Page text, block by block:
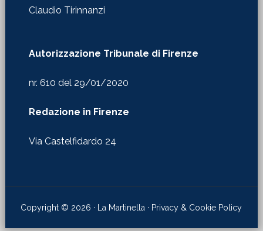
Claudio Tirinnanzi
Autorizzazione Tribunale di Firenze
nr. 610 del 29/01/2020
Redazione in Firenze
Via Castelfidardo 24
Copyright © 2026 · La Martinella · Privacy & Cookie Policy